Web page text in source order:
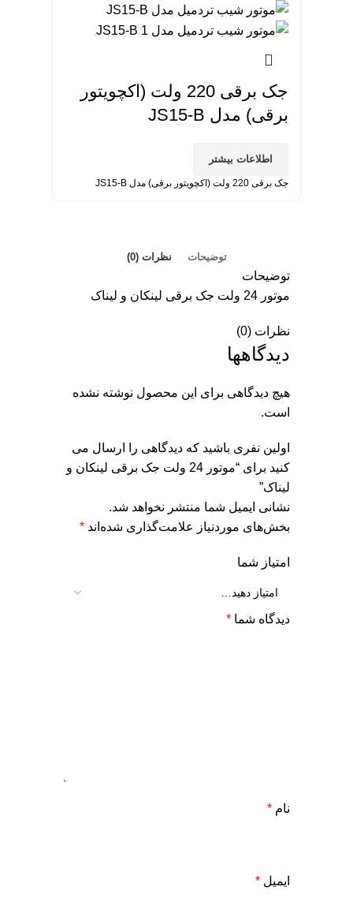
جک برقی 220 ولت (اکچویتور
برقی) مدل JS15-B
اطلاعات بیشتر
جک برقی 220 ولت (اکچویتور برقی) مدل JS15-B
توضیحات نظرات (0)
توضیحات
موتور 24 ولت جک برقی لینکان و لیناک
نظرات (0)
دیدگاهها
هیچ دیدگاهی برای این محصول نوشته نشده
است.
اولین نفری باشید که دیدگاهی را ارسال می
کنید برای “موتور 24 ولت جک برقی لینکان و
لیناک”
نشانی ایمیل شما منتشر نخواهد شد.
بخش‌های موردنیاز علامت‌گذاری شده‌اند *
امتیاز شما
دیدگاه شما *
نام *
ایمیل *